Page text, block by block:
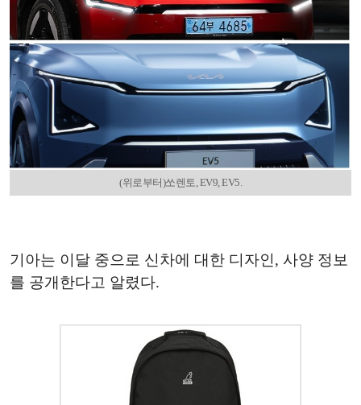
(위로부터)쏘렌토, EV9, EV5.
기아는 이달 중으로 신차에 대한 디자인, 사양 정보
를 공개한다고 알렸다.